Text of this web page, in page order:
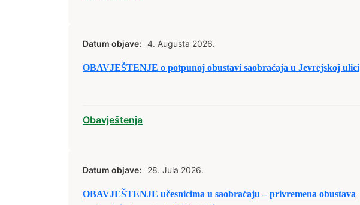
Datum objave: 4. Augusta 2026.
OBAVJEŠTENJE o potpunoj obustavi saobraćaja u Jevrejskoj ulici
Obavještenja
Datum objave: 28. Jula 2026.
OBAVJEŠTENJE učesnicima u saobraćaju – privremena obustava